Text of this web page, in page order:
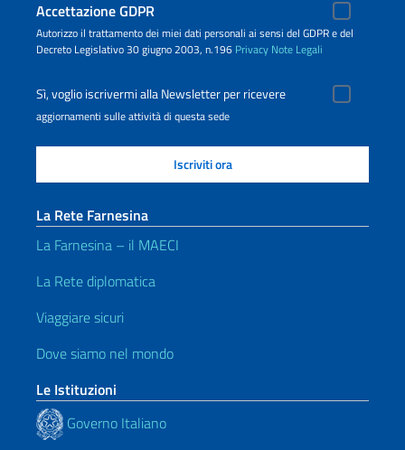
Accettazione GDPR
Autorizzo il trattamento dei miei dati personali ai sensi del GDPR e del
Decreto Legislativo 30 giugno 2003, n.196 Privacy Note Legali
Sì, voglio iscrivermi alla Newsletter per ricevere
aggiornamenti sulle attività di questa sede
La Rete Farnesina
La Farnesina – il MAECI
La Rete diplomatica
Viaggiare sicuri
Dove siamo nel mondo
Le Istituzioni
Governo Italiano